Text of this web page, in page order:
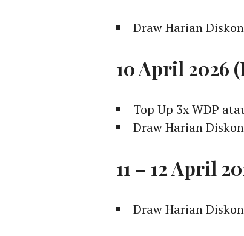
Draw Harian
10 April 2026
Top Up 3x WDP
Draw Harian
11 – 12 April
Draw Harian